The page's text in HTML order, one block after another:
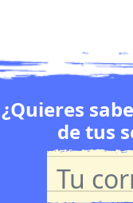
¿Quieres
de tus